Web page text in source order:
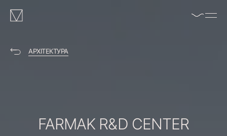
MAKHNO
logo
АРХІТЕКТУРА
FARMAK R&D CENTER